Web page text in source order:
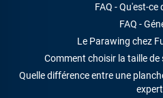
FAQ - Qu'est-ce
FAQ -
Le Parawing chez
Comment choisir la taille
Quelle différence entre une